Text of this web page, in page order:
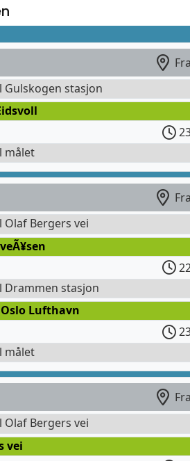
Gulskogen stasjon
målet
Olaf Bergers vei
Drammen stasjon
Oslo Lufthavn
målet
Olaf Bergers vei
vei